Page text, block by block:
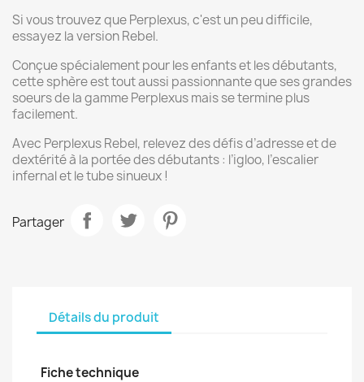
Si vous trouvez que Perplexus, c'est un peu difficile,
essayez la version Rebel.
Conçue spécialement pour les enfants et les débutants,
cette sphère est tout aussi passionnante que ses grandes
soeurs de la gamme Perplexus mais se termine plus
facilement.
Avec Perplexus Rebel, relevez des défis d’adresse et de
dextérité à la portée des débutants : l’igloo, l’escalier
infernal et le tube sinueux !
Partager
Détails du produit
Fiche technique